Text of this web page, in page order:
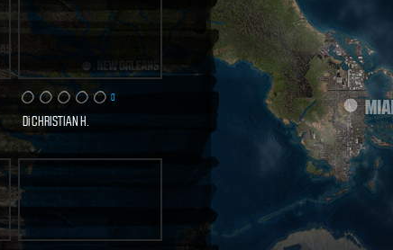
3 VISITE
SCOPRI E VOTA
ORA
SCOPRI E VOTA
ORA
0
DiCHRISTIAN H.